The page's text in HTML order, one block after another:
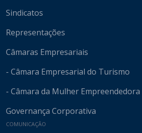
Sindicatos
Representações
Câmaras Empresariais
- Câmara Empresarial do Turismo
- Câmara da Mulher Empreendedora
Governança Corporativa
COMUNICAÇÃO